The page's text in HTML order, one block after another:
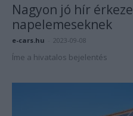
Nagyon jó hír
napelemeseknek
e-cars.hu 2023-09-08
Íme a hivatalos bejelentés